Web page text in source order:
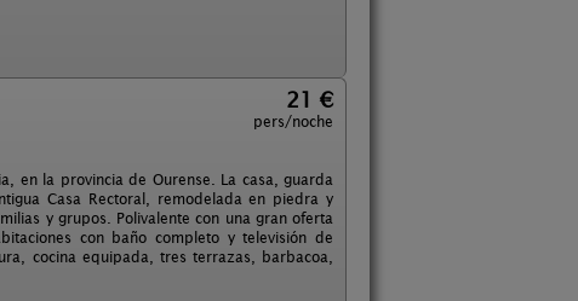
21 €
pers/noche
en la provincia de Ourense. La casa, guarda
Casa Rectoral, remodelada en piedra y
y grupos. Polivalente con una gran oferta
con baño completo y televisión de
cocina equipada, tres terrazas, barbacoa,